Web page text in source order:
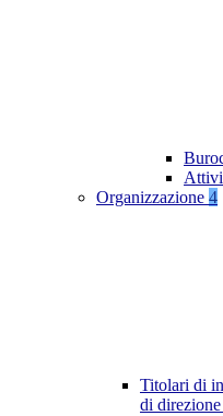
Organizzazione 4
Titolari di
di